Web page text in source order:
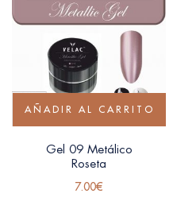
AÑADIR AL CARRITO
Gel 09 Metálico
Roseta
7.00€